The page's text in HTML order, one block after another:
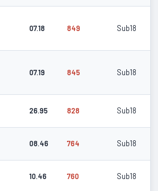
07.18 849 Sub18
07.19 845 Sub18
26.95 828 Sub18
08.46 764 Sub18
10.46 760 Sub18